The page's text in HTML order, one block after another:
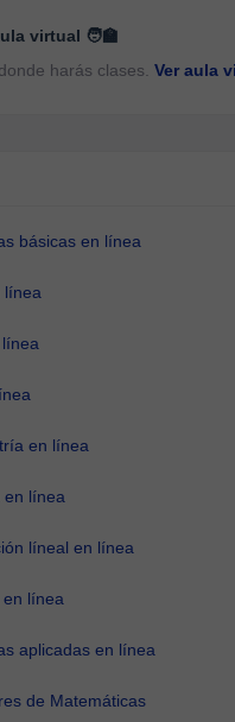
virtual 🧑‍🏫
harás clases. Ver aula
básicas en línea
línea
en línea
en línea
líneal en línea
línea
aplicadas en línea
de Matemáticas